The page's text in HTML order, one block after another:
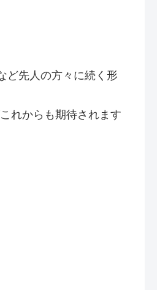
ど先人の方々に続く形
れからも期待されます